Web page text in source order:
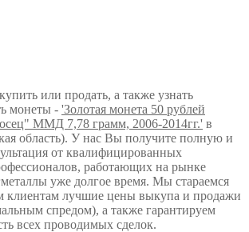
или продать, а также узнать
монеты - 'Золотая монета 50 рублей
ММД 7,78 грамм, 2006-2014гг.' в
область). У нас Вы получите полную и
от квалифицированных
работающих на рынке
уже долгое время. Мы стараемся
клиентам лучшие цены выкупа и продажи
спредом), а также гарантируем
всех проводимых сделок.